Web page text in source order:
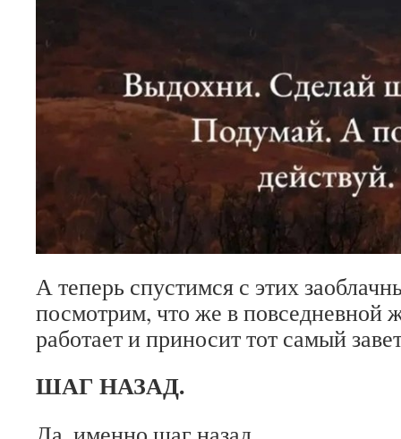
А теперь спустимся с этих
посмотрим, что же в повседневной
работает и приносит тот самый
ШАГ НАЗАД.